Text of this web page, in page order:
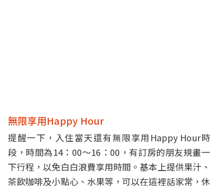
無限享用Happy Hour
提醒一下，入住當天還有無限享用Happy Hour時
段，時間為14：00～16：00，有訂房的朋友規畫一
下行程，以免白白浪費享用時間。基本上提供果汁、
茶飲咖啡及小點心、水果等，可以在這裡話家常，休